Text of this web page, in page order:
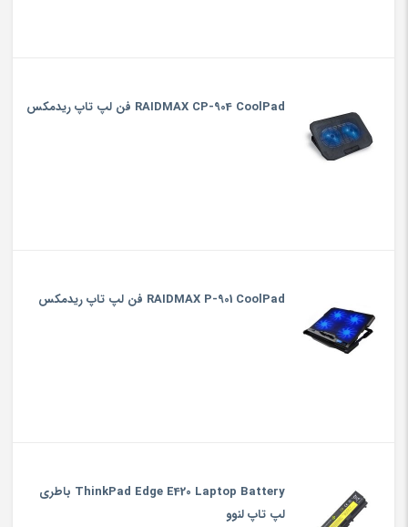
RAIDMAX CP-904 CoolPad فن لپ تاپ ریدمکس
RAIDMAX P-901 CoolPad فن لپ تاپ ریدمکس
ThinkPad Edge E420 Laptop Battery باطری
لپ تاپ لنوو